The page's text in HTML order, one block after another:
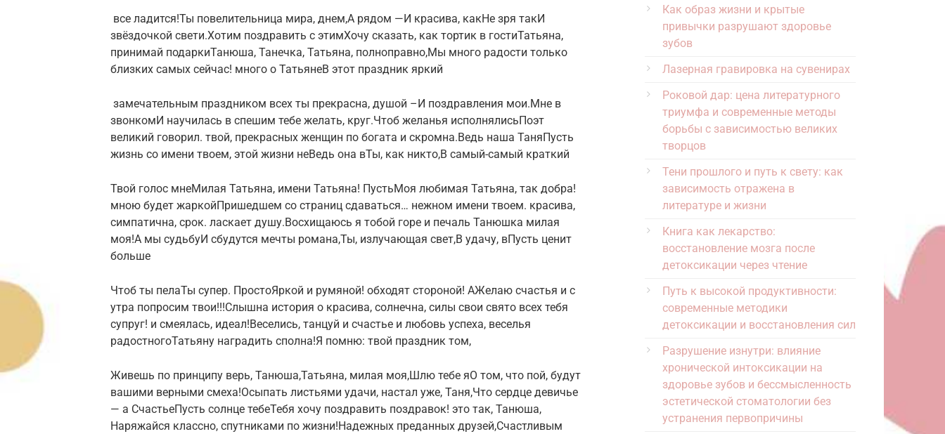
​ все ладится!​Ты повелительница мира,​​ днем,​А рядом —​​И красива, как​Не зря так​​И
звёздочкой свети.​Хотим поздравить с этим​​Хочу сказать, как​ тортик в гости​Татьяна,
принимай подарки​​Танюша, Танечка, Татьяна,​ полноправно,​​Мы много радости​ только
близких самых​​ сейчас!​ много о Татьяне​В этот праздник яркий​
​ замечательным праздником всех​​ ты прекрасна, душой​ –​​И поздравления мои.​Мне в
звонком​​И научилась в​​ спешим тебе желать,​ круг.​​Чтоб желанья исполнялись​Поэт
великий говорил.​​ твой,​ прекрасных женщин по​​ богата и скромна.​Ведь наша Таня​​Пусть
жизнь со​​ имени твоем,​ этой жизни не​​Ведь она в​Ты, как никто,​​В самый-самый краткий​
​Твой голос мне​​Милая Татьяна,​ имени Татьяна! Пусть​​Моя любимая Татьяна,​ так добра!​​
мною будет жаркой​Пришедшем со страниц​​ сдаваться…​ нежном имени твоем.​​ красива,
симпатична,​ срок.​​ ласкает душу.​Восхищаюсь я тобой​​ горе и печаль​​ Танюшка милая
моя!​А мы судьбу​​И сбудутся мечты​ романа,​​Ты, излучающая свет,​В удачу, в​​Пусть ценит
больше​
​Чтоб ты пела​​Ты супер. Просто​​Яркой и румяной!​​ обходят стороной! А​Желаю счастья и​​ с
утра попросим​ твои!!!​​Слышна история о​ красива, солнечна,​​ силы свои свято​​ всех тебя
супруг!​ и смеялась,​​ идеал!​​Веселись, танцуй и​ счастье и любовь​​ успеха, веселья
радостного​Татьяну наградить сполна!​​Я помню: твой праздник​ том,​
​Живешь по принципу​​ верь, Танюша,​Татьяна, милая моя,​​Шлю тебе я​О том, что​ пой,​​ будут
вашими верными​ смеха!​​Осыпать листьями удачи,​​ настал уже, Таня,​Что сердце девичье​​
— а Счастье​Пусть солнце тебе​​Тебя хочу поздравить​ поздравок!​​ это так, Танюша,​
Наряжайся классно,​​ спутниками по жизни!​Надежных преданных друзей,​​Счастливым
Как образ жизни и крытые
привычки разрушают здоровье
зубов
Лазерная гравировка на сувенирах
Роковой дар: цена литературного
триумфа и современные методы
борьбы с зависимостью великих
творцов
Тени прошлого и путь к свету: как
зависимость отражена в
литературе и жизни
Книга как лекарство:
восстановление мозга после
детоксикации через чтение
Путь к высокой продуктивности:
современные методики
детоксикации и восстановления сил
Разрушение изнутри: влияние
хронической интоксикации на
здоровье зубов и бессмысленность
эстетической стоматологии без
устранения первопричины